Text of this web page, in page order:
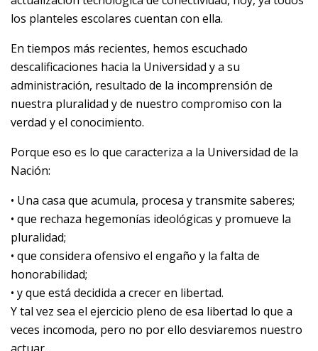
los planteles escolares cuentan con ella.
En tiempos más recientes, hemos escuchado
descalificaciones hacia la Universidad y a su
administración, resultado de la incomprensión de
nuestra pluralidad y de nuestro compromiso con la
verdad y el conocimiento.
Porque eso es lo que caracteriza a la Universidad de la
Nación:
• Una casa que acumula, procesa y transmite saberes;
• que rechaza hegemonías ideológicas y promueve la
pluralidad;
• que considera ofensivo el engaño y la falta de
honorabilidad;
• y que está decidida a crecer en libertad.
Y tal vez sea el ejercicio pleno de esa libertad lo que a
veces incomoda, pero no por ello desviaremos nuestro